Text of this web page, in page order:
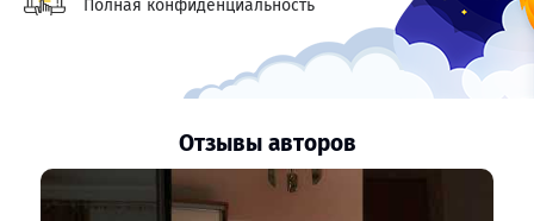
Полная конфиденциальность
Отзывы авторов